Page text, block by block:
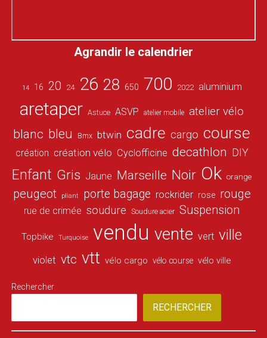
Agrandir le calendrier
14 16 20 24 26 28 650 700 2022 aluminium
aretaper Astuce ASVP atelier mobile atelier vélo
blanc bleu Bmx btwin cadre cargo course
création création vélo Cyclofficine decathlon DIY
Enfant Gris Jaune Marseille Noir Ok orange
peugeot pliant porte bagage rockrider rose rouge
rue de crimée soudure Soudure acier Suspension
Topbike Turquoise vendu vente vert ville
violet vtc vtt vélo cargo vélo course vélo ville
Rechercher
RECHERCHER